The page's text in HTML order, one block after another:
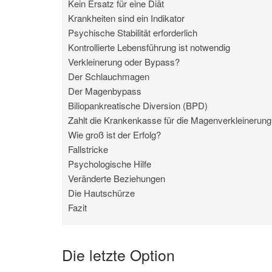
Kein Ersatz für eine Diät
Krankheiten sind ein Indikator
Psychische Stabilität erforderlich
Kontrollierte Lebensführung ist notwendig
Verkleinerung oder Bypass?
Der Schlauchmagen
Der Magenbypass
Biliopankreatische Diversion (BPD)
Zahlt die Krankenkasse für die
Wie groß ist der Erfolg?
Fallstricke
Psychologische Hilfe
Veränderte Beziehungen
Die Hautschürze
Fazit
Die letzte Option